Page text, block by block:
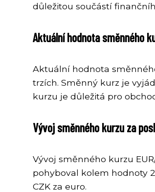
důležitou součástí
Aktuální hodnota směnného
Aktuální hodnota
trzích. Směnný kurz je
kurzu je důležitá pro
Vývoj směnného kurzu za
Vývoj směnného kurzu
pohyboval kolem hodnoty
CZK za euro.